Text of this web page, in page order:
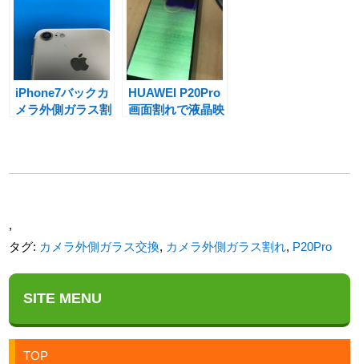
SITE MENU
TOP
iPhone7バックカ
メラ外側ガラス割
HUAWEI P20Pro
画面割れで液晶映
,
タグ: カメラ外側ガラス交換, カメラ外側ガラス割れ, P20Pro